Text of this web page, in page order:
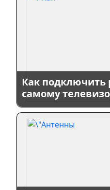
Как подключить
самому